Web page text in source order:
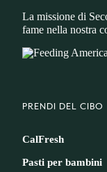
La missione di
fame nella nostra
PRENDI DEL CIBO
CalFresh
Pasti per bambini